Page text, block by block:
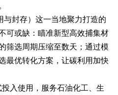
封存）这一当地聚力打造的
可或缺：瞄准新型高效捕集材
筛选周期压缩至数天；通过模
最优转化方案，让碳利用加快
入使用，服务石油化工、生